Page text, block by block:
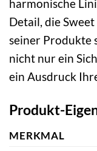
harmonische
Detail, die
seiner Produkte
nicht nur ein
ein Ausdruck
Produkt-
MERKMAL